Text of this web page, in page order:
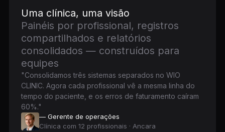
Uma clínica, uma visão
Painéis por profissional, registros
compartilhados e relatórios
consolidados — construídos para
equipes
"Consolidamos três sistemas separados no WIO
CLINIC. Agora cada profissional vê a mesma linha do
tempo do paciente, e os erros de faturamento caíram
60%."
— Gerente de operações
Clínica com 12 profissionais · Ancara